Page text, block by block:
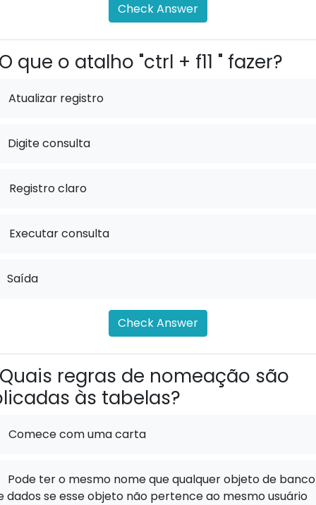
Check Answer
O que o atalho "ctrl + f11 " fazer?
Atualizar registro
Digite consulta
Registro claro
Executar consulta
Saída
Check Answer
Quais regras de nomeação são
às tabelas?
Comece com uma carta
Pode ter o mesmo nome que qualquer objeto de banco
dados se esse objeto não pertence ao mesmo usuário